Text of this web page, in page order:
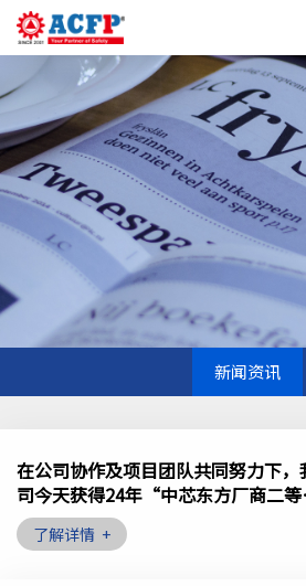
新闻资讯
在公司协作及项目团队共同努力下，
司今天获得24年“中芯东方厂商二等
奖”、25年“中芯东方厂商三等奖”
了解详情 +